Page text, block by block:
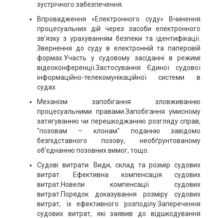
зустрічного забезпечення.
Впровадження «Електронного суду» Вчинення
процесуальних дій через засоби електронного
зв’язку з урахуванням безпеки та ідентифікації.
Звернення до суду в електронній та паперовій
формах.Участь у судовому засіданні в режимі
відеоконференції.Застосування Єдиної судової
інформаційно-телекомунікаційної системи в
судах.
Механізм запобігання зловживанню
процесуальними правами.Запобігання умисному
затягуванню чи перешкоджанню розгляду справ,
"позовам – клонам" поданню завідомо
безпідставного позову, необґрунтованому
об’єднанню позовних вимог, тощо.
Судові витрати. Види, склад та розмір судових
витрат. Ефективна компенсація судових
витрат.Новели компенсації судових
витрат.Порядок доказування розміру судових
витрат, їх ефективного розподілу.Заперечення
судових витрат, які заявив до відшкодування